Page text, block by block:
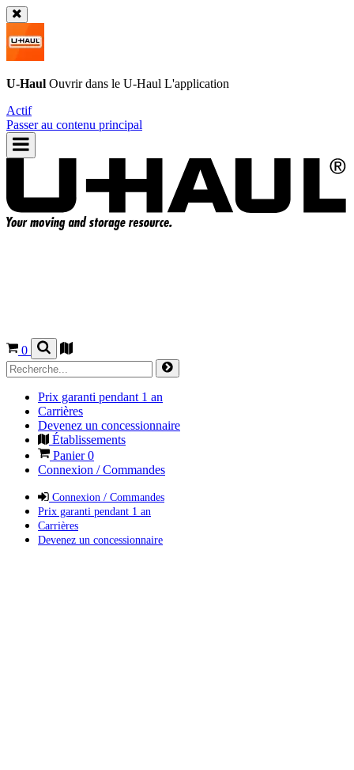
U-Haul Ouvrir dans le U-Haul L'application
Actif
Passer au contenu principal
0
Prix garanti pendant 1 an
Carrières
Devenez un concessionnaire
Établissements
Panier0
Connexion / Commandes
Connexion / Commandes
Prix garanti pendant 1 an
Carrières
Devenez un concessionnaire